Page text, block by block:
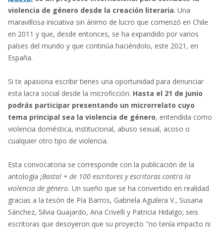
violencia de género desde la creación literaria. Una
maravillosa iniciativa sin ánimo de lucro que comenzó en Chile
en 2011 y que, desde entonces, se ha expandido por varios
países del mundo y que continúa haciéndolo, este 2021, en
España.
Si te apasiona escribir tienes una oportunidad para denunciar
esta lacra social desde la microficción. Hasta el 21 de junio
podrás participar presentando un microrrelato cuyo
tema principal sea la violencia de género, entendida como
violencia doméstica, institucional, abuso sexual, acoso o
cualquier otro tipo de violencia.
Esta convocatoria se corresponde con la publicación de la
antología ¡Basta! + de 100 escritores y escritoras contra la
violencia de género. Un sueño que se ha convertido en realidad
gracias a la tesón de Pía Barros, Gabriela Aguilera V., Susana
Sánchez, Silvia Guajardo, Ana Crivelli y Patricia Hidalgo; seis
escritoras que desoyeron que su proyecto "no tenía impacto ni